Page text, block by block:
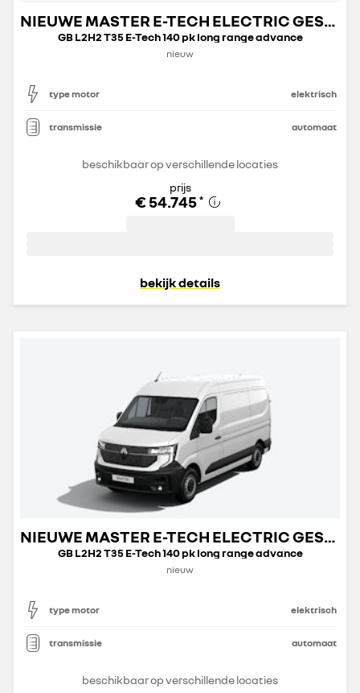
NIEUWE MASTER E-TECH ELECTRIC GESLOTEN TRANSPORT
GB L2H2 T35 E-Tech 140 pk long range advance
nieuw
type motor elektrisch
transmissie automaat
beschikbaar op verschillende locaties
prijs
€ 54.745 *
bekijk details
NIEUWE MASTER E-TECH ELECTRIC GESLOTEN TRANSPORT
GB L2H2 T35 E-Tech 140 pk long range advance
nieuw
type motor elektrisch
transmissie automaat
beschikbaar op verschillende locaties